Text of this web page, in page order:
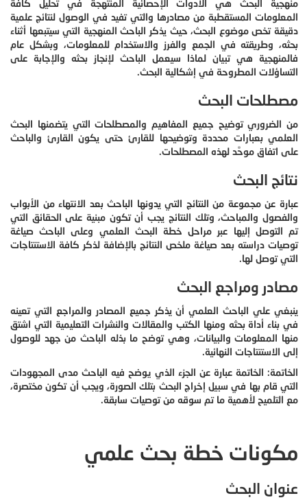
منهجية البحث هي الأدوات الإحصائية المنتهجة في تحليل كافة
المعلومات المستقطبة من مصادرها والتي تفيد في الوصول لنتائج علمية
دقيقة تخص موضوع البحث، حيث يذكر الباحث المنهجية التي سيتبعها أثناء
بحثه، وطريقته في الجمع والفرز والاستخدام للمعلومات، وبشكل عام
فالمنهجية هي تبيان لماذا سيعمل الباحث لإنجاز بحثه والإجابة على
التساؤلات المطروحة في إشكالية البحث.
مصطلحات البحث
من الضروري توضيح جميع المفاهيم والمصطلحات التي يتضمنها البحث
العلمي بعبارات محددة وتوضيحها للقارئ حتى يكون القارئ والباحث
على اتفاق موحَّد لهذه المصطلحات.
نتائج البحث
عبارة عن مجموعة من النتائج التي يدونها الباحث بعد الانتهاء من الأبواب
والفصول والمباحث، وتلك النتائج يجب أن تكون مبنية على الحقائق التي
تم التوصل إليها عبر مراحل خطة البحث العلمي وعلى الباحث صياغة
توصيات دراسته بعد صياغة ملخص النتائج بالإضافة لذكر كافة الاستنتاجات
التي توصل لها.
مصادر ومراجع البحث
ينبغي علي الباحث العلمي أن يذكر جميع المصادر والمراجع التي تعينه
في بناء أداة بحثه ومنها الكتب والمقالات والنشرات التعليمية التي اشتق
منها المعلومات والبيانات، وهي توضح ما بذله الباحث من جهد للوصول
إلى الاستنتاجات النهائية.
الخاتمة: الخاتمة عبارة عن الجزء الذي يوضح فيه الباحث مدى المجهودات
التي قام بها في سبيل إخراج البحث بتلك الصورة، ويجب أن تكون مختصرة،
مع التلميح لأهمية ما تم سوقه من توصيات سابقة.
مكونات خطة بحث علمي
عنوان البحث